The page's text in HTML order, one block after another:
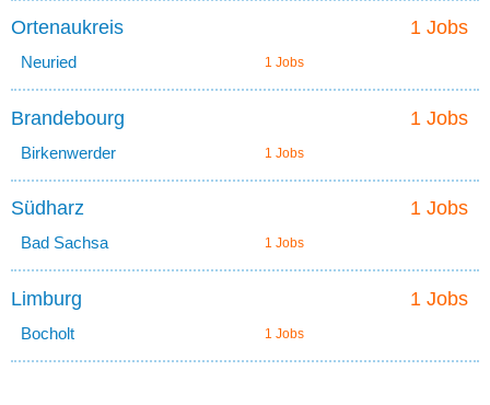
1 Jobs
Ortenaukreis
Neuried 1 Jobs
1 Jobs
Brandebourg
Birkenwerder 1 Jobs
1 Jobs
Südharz
Bad Sachsa 1 Jobs
1 Jobs
Limburg
Bocholt 1 Jobs